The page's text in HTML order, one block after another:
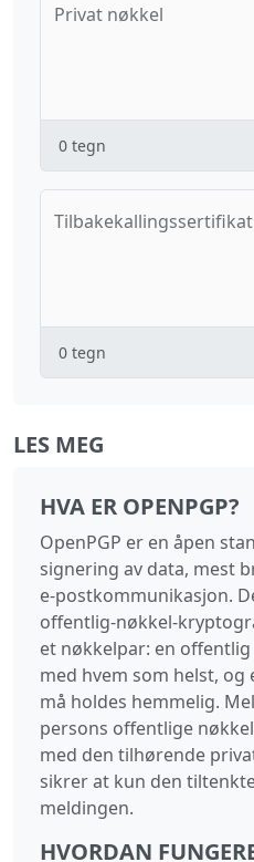
Privat nøkkel
0 tegn
Tilbakekallingssertifikat
0 tegn
LES MEG
HVA ER OPENPGP?
OpenPGP er en åpen
signering av data, mest
e‑postkommunikasjon.
et nøkkelpar: en
med hvem som helst,
må holdes hemmelig.
persons offentlige
med den tilhørende
sikrer at kun den
meldingen.
HVORDAN